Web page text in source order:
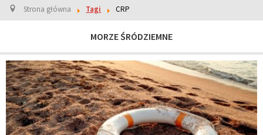
Strona główna Tagi CRP
MORZE ŚRÓDZIEMNE